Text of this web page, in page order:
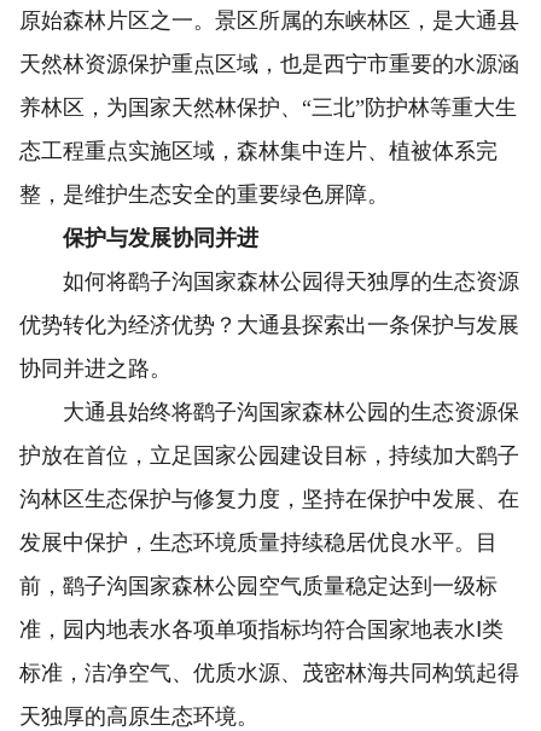
原始森林片区之一。景区所属的东峡林区，是大通县
天然林资源保护重点区域，也是西宁市重要的水源涵
养林区，为国家天然林保护、“三北”防护林等重大生
态工程重点实施区域，森林集中连片、植被体系完
整，是维护生态安全的重要绿色屏障。
保护与发展协同并进
如何将鹞子沟国家森林公园得天独厚的生态资源
优势转化为经济优势？大通县探索出一条保护与发展
协同并进之路。
大通县始终将鹞子沟国家森林公园的生态资源保
护放在首位，立足国家公园建设目标，持续加大鹞子
沟林区生态保护与修复力度，坚持在保护中发展、在
发展中保护，生态环境质量持续稳居优良水平。目
前，鹞子沟国家森林公园空气质量稳定达到一级标
准，园内地表水各项单项指标均符合国家地表水Ⅰ类
标准，洁净空气、优质水源、茂密林海共同构筑起得
天独厚的高原生态环境。